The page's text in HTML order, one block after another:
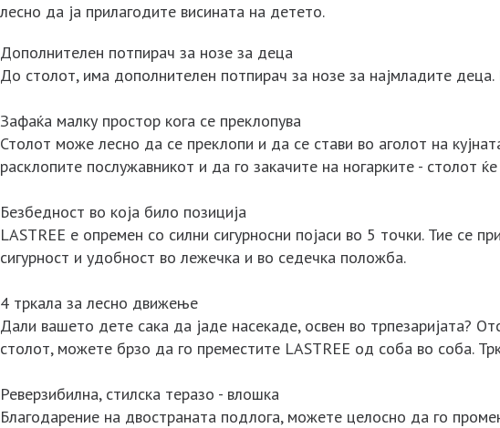
лесно да ја прилагодите висината на детето.
Дополнителен потпирач за нозе за деца
До столот, има дополнителен потпирач за нозе за најмладите
Зафаќа малку простор кога се преклопува
Столот може лесно да се преклопи и да се стави во аголот на
расклопите послужавникот и да го закачите на ногарките - столот
Безбедност во која било позиција
LASTREE е опремен со силни сигурносни појаси во 5 точки. Тие
сигурност и удобност во лежечка и во седечка положба.
4 тркала за лесно движење
Дали вашето дете сака да јаде насекаде, освен во трпезаријата?
столот, можете брзо да го преместите LASTREE од соба во соба.
Реверзибилна, стилска теразо - влошка
Благодарение на двостраната подлога, можете целосно да го